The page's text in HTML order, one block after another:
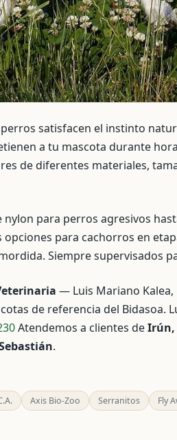
satisfacen el instinto
a tu mascota durante
de diferentes materiales,
nylon para perros agresivos
opciones para cachorros en
Siempre supervisados
— Luis Mariano Kalea,
de referencia del Bidasoa.
Atendemos a clientes deIrún,
.
Axis Bio-Zoo Serranitos Fly